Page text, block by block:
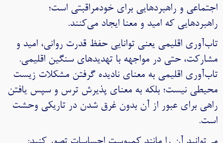
اجتماعی و راهبردهایی برای خودمراقبتی است؛
راهبردهایی که امید و معنا ایجاد می‌کنند.
تاب‌آوری اقلیمی یعنی توانایی حفظ قدرت روانی، امید و
مشارکت، حتی در مواجهه با تهدیدهای سنگین اقلیمی.
تاب‌آوری اقلیمی به معنای نادیده گرفتن مشکلات زیست
محیطی نیست؛ بلکه به معنای پذیرش ترس و سپس یافتن
راهی برای عبور از آن بدون غرق شدن در تاریکی وحشت
است.